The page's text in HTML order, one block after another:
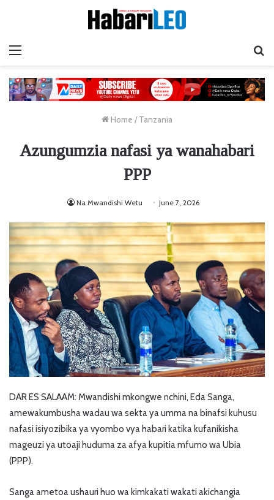
Home / Tanzania
Azungumzia nafasi ya wanahabari
PPP
Na Mwandishi Wetu June 7, 2026
DAR ES SALAAM: Mwandishi mkongwe nchini, Eda Sanga,
amewakumbusha wadau wa sekta ya umma na binafsi kuhusu
nafasi isiyozibika ya vyombo vya habari katika kufanikisha
mageuzi ya utoaji huduma za afya kupitia mfumo wa Ubia
(PPP).
Sanga ametoa ushauri huo wa kimkakati wakati akichangia